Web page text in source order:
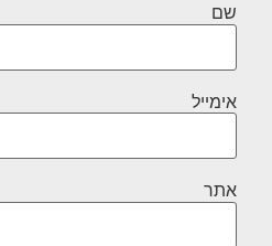
שם
אימייל
אתר